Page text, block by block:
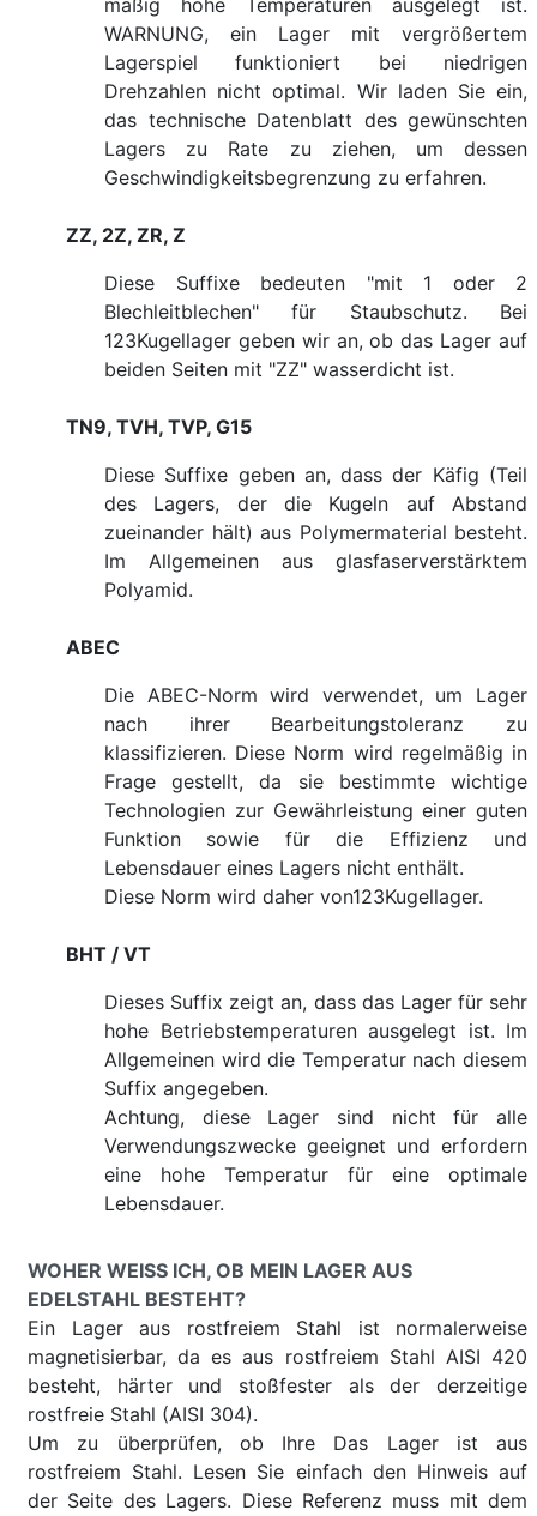
mäßig hohe Temperaturen ausgelegt ist.
WARNUNG, ein Lager mit vergrößertem
Lagerspiel funktioniert bei niedrigen
Drehzahlen nicht optimal. Wir laden Sie ein,
das technische Datenblatt des gewünschten
Lagers zu Rate zu ziehen, um dessen
Geschwindigkeitsbegrenzung zu erfahren.
ZZ, 2Z, ZR, Z
Diese Suffixe bedeuten "mit 1 oder 2
Blechleitblechen" für Staubschutz. Bei
123Kugellager geben wir an, ob das Lager auf
beiden Seiten mit "ZZ" wasserdicht ist.
TN9, TVH, TVP, G15
Diese Suffixe geben an, dass der Käfig (Teil
des Lagers, der die Kugeln auf Abstand
zueinander hält) aus Polymermaterial besteht.
Im Allgemeinen aus glasfaserverstärktem
Polyamid.
ABEC
Die ABEC-Norm wird verwendet, um Lager
nach ihrer Bearbeitungstoleranz zu
klassifizieren. Diese Norm wird regelmäßig in
Frage gestellt, da sie bestimmte wichtige
Technologien zur Gewährleistung einer guten
Funktion sowie für die Effizienz und
Lebensdauer eines Lagers nicht enthält.
Diese Norm wird daher von123Kugellager.
BHT / VT
Dieses Suffix zeigt an, dass das Lager für sehr
hohe Betriebstemperaturen ausgelegt ist. Im
Allgemeinen wird die Temperatur nach diesem
Suffix angegeben.
Achtung, diese Lager sind nicht für alle
Verwendungszwecke geeignet und erfordern
eine hohe Temperatur für eine optimale
Lebensdauer.
WOHER WEISS ICH, OB MEIN LAGER AUS E
DELSTAHL BESTEHT?
Ein Lager aus rostfreiem Stahl ist normalerweise
magnetisierbar, da es aus rostfreiem Stahl AISI 420
besteht, härter und stoßfester als der derzeitige
rostfreie Stahl (AISI 304).
Um zu überprüfen, ob Ihre Das Lager ist aus
rostfreiem Stahl. Lesen Sie einfach den Hinweis auf
der Seite des Lagers. Diese Referenz muss mit dem